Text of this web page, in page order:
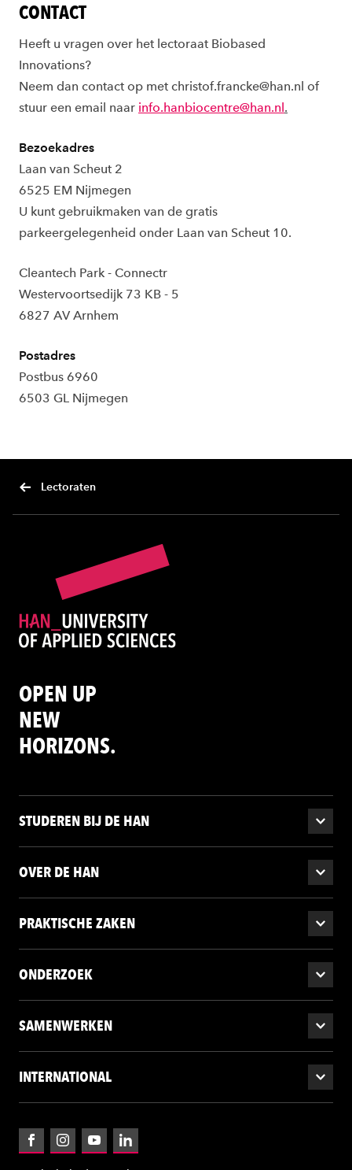
CONTACT
Heeft u vragen over het lectoraat Biobased
Innovations?
Neem dan contact op met christof.francke@han.nl of
stuur een email naar info.hanbiocentre@han.nl.
Bezoekadres
Laan van Scheut 2
6525 EM Nijmegen
U kunt gebruikmaken van de gratis
parkeergelegenheid onder Laan van Scheut 10.
Cleantech Park - Connectr
Westervoortsedijk 73 KB - 5
6827 AV Arnhem
Postadres
Postbus 6960
6503 GL Nijmegen
Lectoraten
OPEN UP
NEW
HORIZONS.
STUDEREN BIJ DE HAN
OVER DE HAN
PRAKTISCHE ZAKEN
ONDERZOEK
SAMENWERKEN
INTERNATIONAL
FacebookInstagramYouTubeLinkedIn